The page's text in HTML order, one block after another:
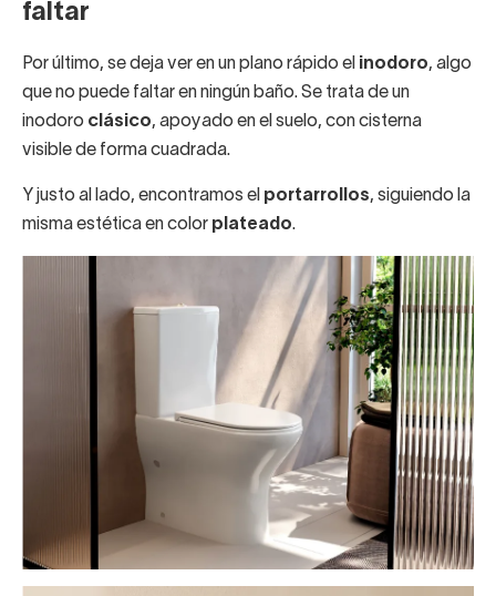
faltar
Por último, se deja ver en un plano rápido el inodoro, algo
que no puede faltar en ningún baño. Se trata de un
inodoro clásico, apoyado en el suelo, con cisterna
visible de forma cuadrada.
Y justo al lado, encontramos el portarrollos, siguiendo la
misma estética en color plateado.